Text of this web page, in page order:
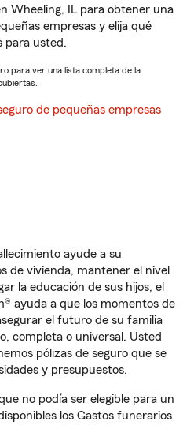
Wheeling, IL para obtener una
empresas y elija qué
para usted.
para ver una lista completa de la
de pequeñas empresas
ayude a su
de vivienda, mantener el nivel
la educación de sus hijos, el
ayuda a que los momentos de
el futuro de su familia
completa o universal. Usted
pólizas de seguro que se
y presupuestos.
no podía ser elegible para un
los Gastos funerarios